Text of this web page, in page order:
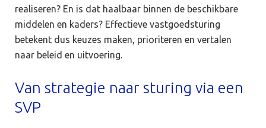
realiseren? En is dat haalbaar binnen de beschikbare
middelen en kaders? Effectieve vastgoedsturing
betekent dus keuzes maken, prioriteren en vertalen
naar beleid en uitvoering.
Van strategie naar sturing via een
SVP